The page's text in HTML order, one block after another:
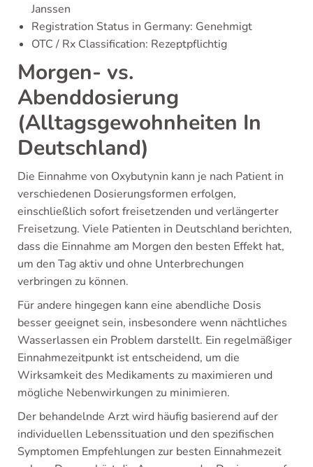
Janssen
Registration Status in Germany: Genehmigt
OTC / Rx Classification: Rezeptpflichtig
Morgen- vs.
Abenddosierung
(Alltagsgewohnheiten In
Deutschland)
Die Einnahme von Oxybutynin kann je nach Patient in
verschiedenen Dosierungsformen erfolgen,
einschließlich sofort freisetzenden und verlängerter
Freisetzung. Viele Patienten in Deutschland berichten,
dass die Einnahme am Morgen den besten Effekt hat,
um den Tag aktiv und ohne Unterbrechungen
verbringen zu können.
Für andere hingegen kann eine abendliche Dosis
besser geeignet sein, insbesondere wenn nächtliches
Wasserlassen ein Problem darstellt. Ein regelmäßiger
Einnahmezeitpunkt ist entscheidend, um die
Wirksamkeit des Medikaments zu maximieren und
mögliche Nebenwirkungen zu minimieren.
Der behandelnde Arzt wird häufig basierend auf der
individuellen Lebenssituation und den spezifischen
Symptomen Empfehlungen zur besten Einnahmezeit